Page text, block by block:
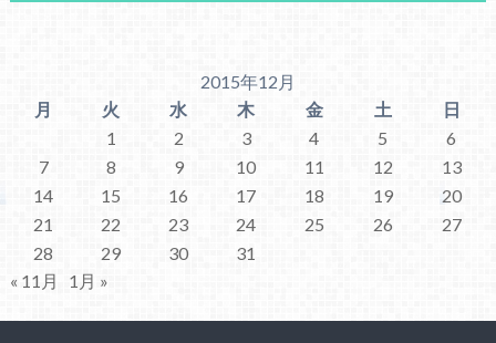
2015年12月
月
火 水 木 金 土
日
1
2 3 4 5
6
7
8 9 10 11 12
13
14
15 16 17 18 19
20
21
22 23 24 25 26
27
28
29 30
31
« 11月
1月 »